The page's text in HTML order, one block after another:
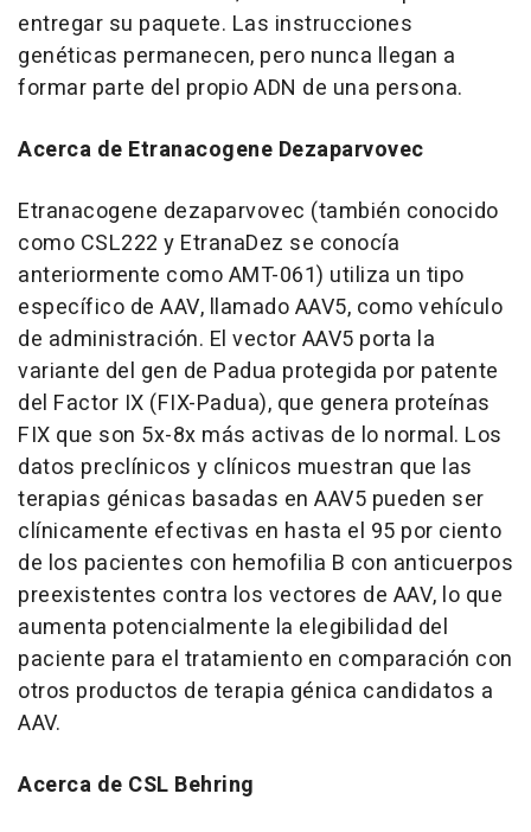
entregar su paquete. Las instrucciones
genéticas permanecen, pero nunca llegan a
formar parte del propioADN de una persona.
Acerca de Etranacogene Dezaparvovec
Etranacogene dezaparvovec (también conocido
como CSL222 y EtranaDez se conocía
anteriormente como AMT-061) utiliza un tipo
específico de AAV, llamado AAV5, como vehículo
de administración. El vector AAV5 porta la
variante del gen de Padua protegida por patente
del Factor IX (FIX-Padua), que genera proteínas
FIX que son 5x-8x más activas de lo normal. Los
datos preclínicos y clínicos muestran que las
terapias génicas basadas en AAV5 pueden ser
clínicamente efectivas en hasta el 95 por ciento
de los pacientes con hemofilia B con anticuerpos
preexistentes contra los vectores de AAV, lo que
aumenta potencialmente la elegibilidad del
paciente para el tratamiento en comparación con
otros productos de terapia génica candidatos a
AAV.
Acerca de CSL Behring